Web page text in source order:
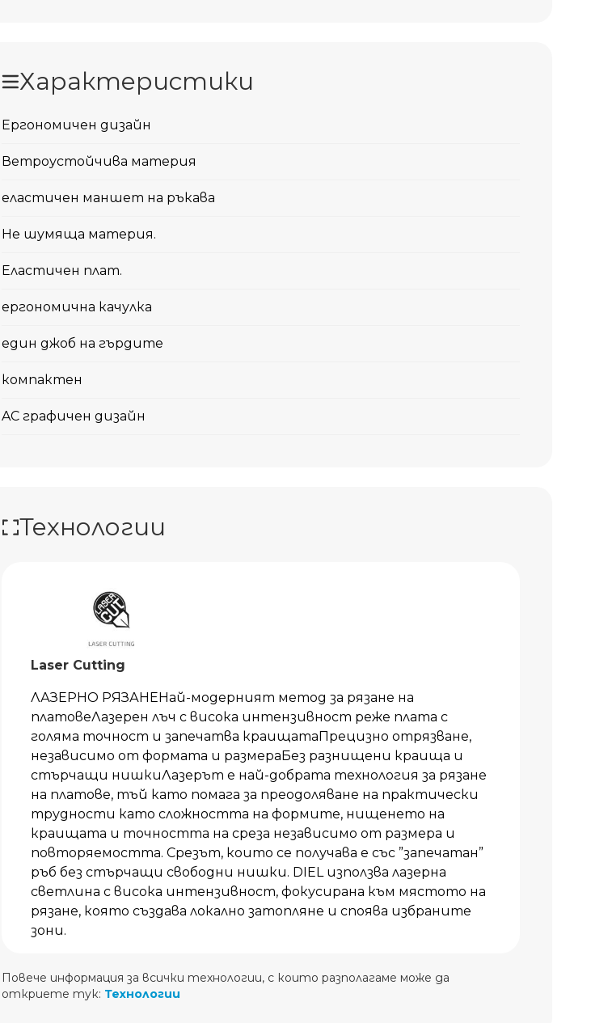
Характеристики
Eргономичен дизайн
Ветроустойчива материя
еластичен маншет на ръкава
Не шумяща материя.
Еластичен плат.
ергономична качулка
един джоб на гърдите
компактен
AC графичен дизайн
Технологии
Laser Cutting
ЛАЗЕРНО РЯЗАНЕНай-модерният метод за рязане на
платовеЛазерен лъч с висока интензивност реже плата с
голяма точност и запечатва краищатаПрецизно отрязване,
независимо от формата и размераБез разнищени краища и
стърчащи нишкиЛазерът е най-добрата технология за рязане
на платове, тъй като помага за преодоляване на практически
трудности като сложността на формите, нищенето на
краищата и точността на среза независимо от размера и
повторяемостта. Срезът, които се получава е със ”запечатан”
ръб без стърчащи свободни нишки. DIEL използва лазерна
светлина с висока интензивност, фокусирана към мястото на
рязане, която създава локално затопляне и споява избраните
зони.
Повече информация за всички технологии, с които разполагаме може да
откриете тук: Технологии